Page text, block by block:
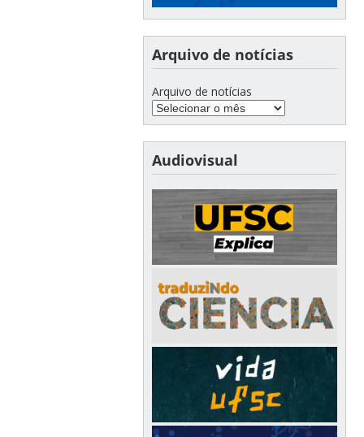
Arquivo de notícias
Arquivo de notícias
Audiovisual